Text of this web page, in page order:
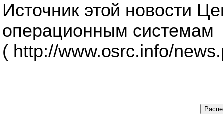
Источник этой новости
операционным системам
( http://www.osrc.info/